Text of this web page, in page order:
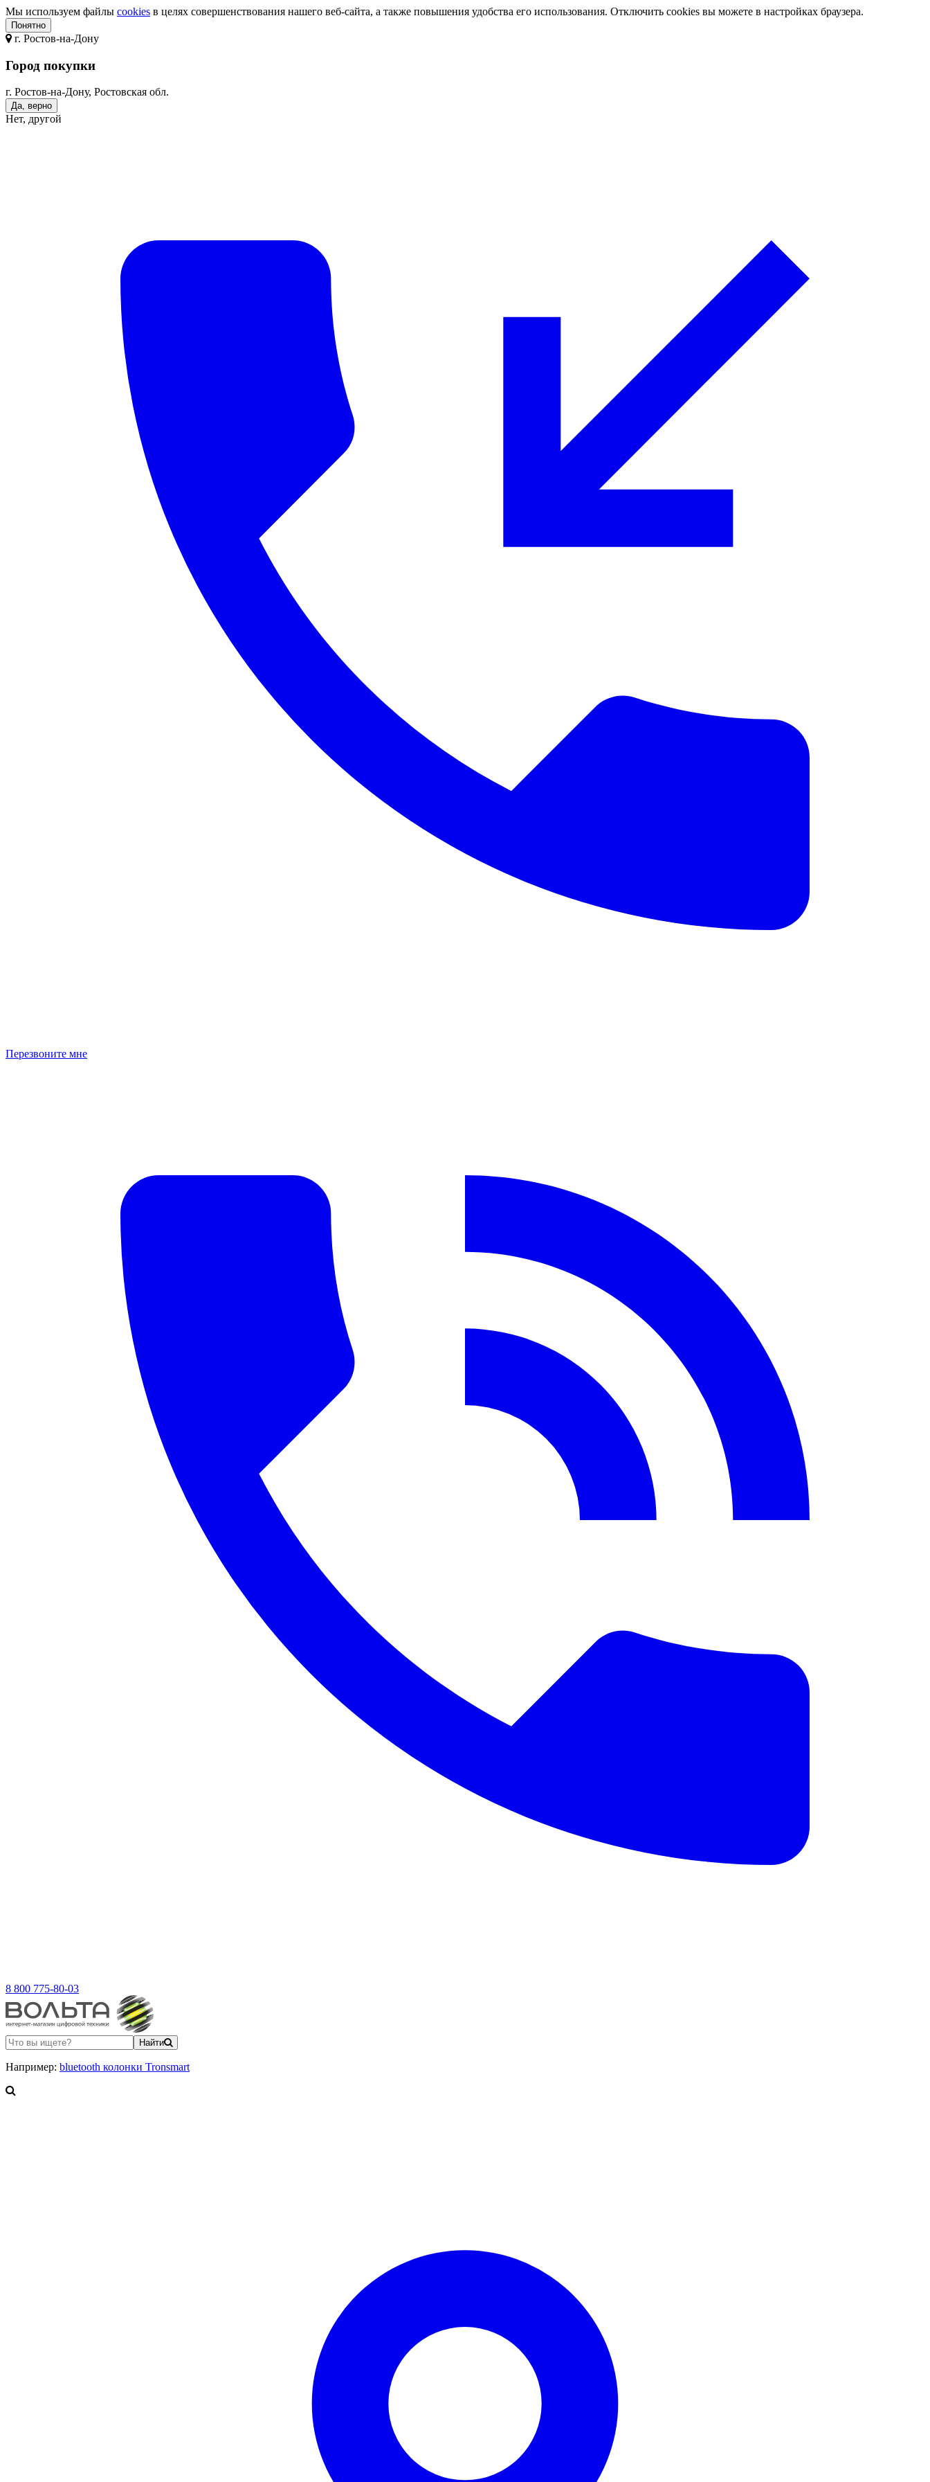
Мы используем файлы cookies в целях совершенствования нашего веб-сайта, а также повышения удобства его использования. Отключить cookies вы можете в настройках браузера.
Понятно
г. Ростов-на-Дону
Город покупки
г. Ростов-на-Дону, Ростовская обл.
Да, верно
Нет, другой
Перезвоните мне
8 800 775-80-03
Найти
Например: bluetooth колонки Tronsmart